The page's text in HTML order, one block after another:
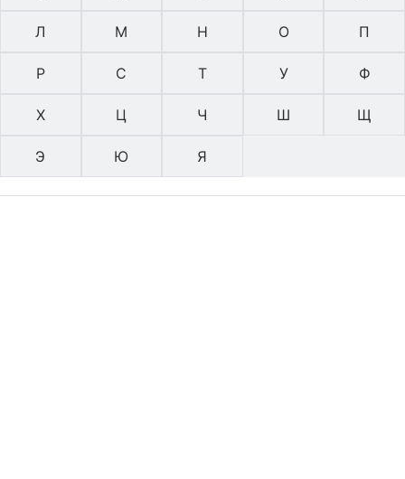
Л М Н О П
Р С Т У Ф
Х Ц Ч Ш Щ
Э Ю Я